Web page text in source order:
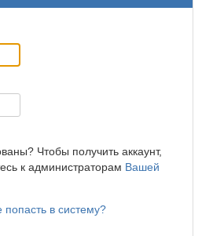
Чтобы получить аккаунт,
к администраторам Вашей
в систему?